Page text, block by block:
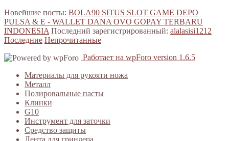
Новейшие посты: BOLA90 SITUS SLOT GAME DEPO
PULSA & E - WALLET DANA OVO GOPAY TERBARU
INDONESIA Последний зарегистрированный: alalasisi1212
Последние Непрочитанные
Работает на wpForo version 1.6.5
Материалы для рукояти ножа
Металл
Полировальные пасты
Клинки
G10
Инструмент для заточки
Средство защиты